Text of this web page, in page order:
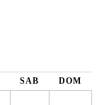
SAB DOM